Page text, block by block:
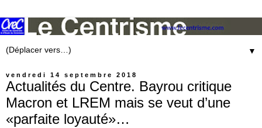
▼
vendredi 14 septembre 2018
Actualités du Centre. Bayrou critique
Macron et LREM mais se veut d’une
«parfaite loyauté»…